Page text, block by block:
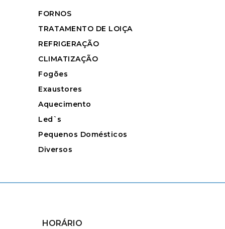
FORNOS
TRATAMENTO DE LOIÇA
REFRIGERAÇÃO
CLIMATIZAÇÃO
Fogões
Exaustores
Aquecimento
Led`s
Pequenos Domésticos
Diversos
HORÁRIO